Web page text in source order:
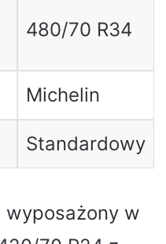
480/70 R34
Michelin
Standardowy
wyposażony w